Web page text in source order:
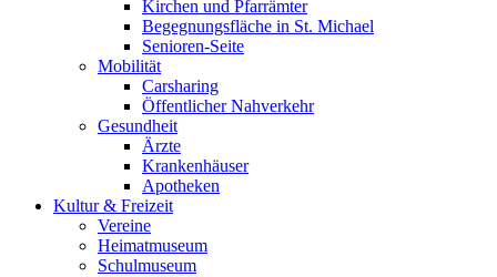
Kirchen und Pfarrämter
Begegnungsfläche in St. Michael
Senioren-Seite
Mobilität
Carsharing
Öffentlicher Nahverkehr
Gesundheit
Ärzte
Krankenhäuser
Apotheken
Kultur & Freizeit
Vereine
Heimatmuseum
Schulmuseum